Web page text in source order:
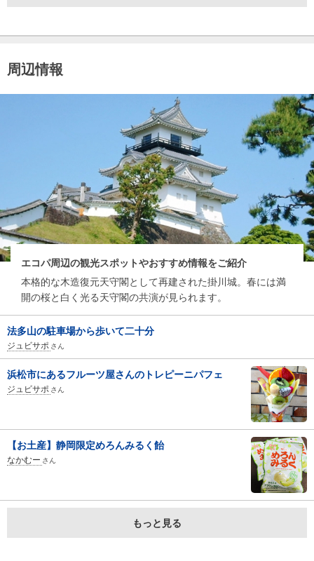
周辺情報
エコパ周辺の観光スポットやおすすめ情報をご紹介
本格的な木造復元天守閣として再建された掛川城。春には満
開の桜と白く光る天守閣の共演が見られます。
法多山の駐車場から歩いて二十分
ジュビサポ さん
浜松市にあるフルーツ屋さんのトレピーニパフェ
ジュビサポ さん
【お土産】静岡限定めろんみるく飴
なかむー さん
もっと見る